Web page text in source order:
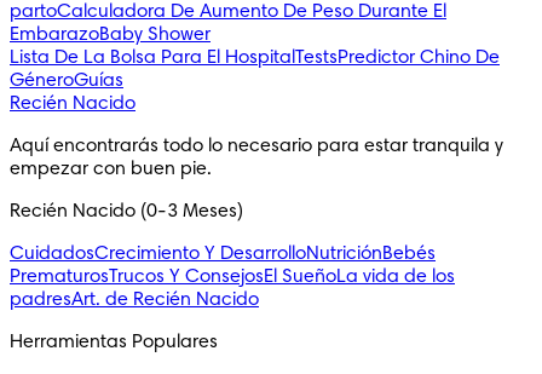
partoCalculadora De Aumento De Peso Durante El
EmbarazoBaby Shower
Lista De La Bolsa Para El Hospital TestsPredictor Chino De
GéneroGuías
Recién Nacido
Aquí encontrarás todo lo necesario para estar tranquila y
empezar con buen pie.
Recién Nacido (0-3 Meses)
CuidadosCrecimiento Y DesarrolloNutriciónBebés
PrematurosTrucos Y ConsejosEl SueñoLa vida de los
padresArt. de Recién Nacido
Herramientas Populares